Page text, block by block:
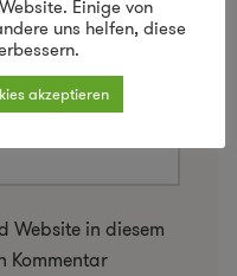
Website in diesem
Kommentar
Einige von
uns helfen, diese
akzeptieren